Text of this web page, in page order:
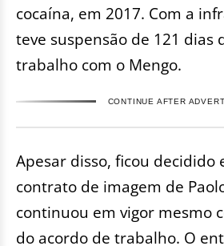
cocaína, em 2017. Com a
teve suspensão de 121 dias
trabalho com o Mengo.
CONTINUE AFTER
Apesar disso, ficou decidido
contrato de imagem de
continuou em vigor mesmo
do acordo de trabalho. O